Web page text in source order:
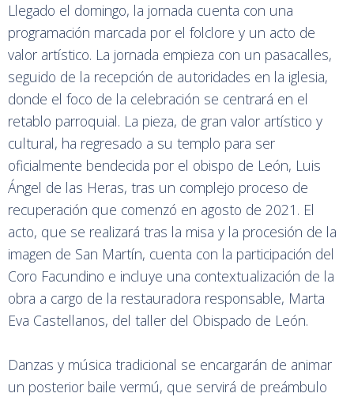
Llegado el domingo, la jornada cuenta con una
programación marcada por el folclore y un acto de
valor artístico. La jornada empieza con un pasacalles,
seguido de la recepción de autoridades en la iglesia,
donde el foco de la celebración se centrará en el
retablo parroquial. La pieza, de gran valor artístico y
cultural, ha regresado a su templo para ser
oficialmente bendecida por el obispo de León, Luis
Ángel de las Heras, tras un complejo proceso de
recuperación que comenzó en agosto de 2021. El
acto, que se realizará tras la misa y la procesión de la
imagen de San Martín, cuenta con la participación del
Coro Facundino e incluye una contextualización de la
obra a cargo de la restauradora responsable, Marta
Eva Castellanos, del taller del Obispado de León.
Danzas y música tradicional se encargarán de animar
un posterior baile vermú, que servirá de preámbulo